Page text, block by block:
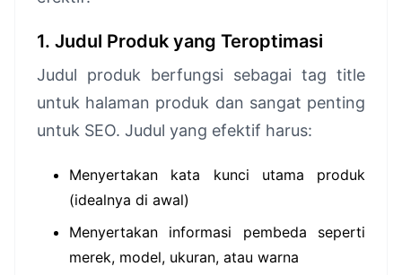
1. Judul Produk yang Teroptimasi
Judul produk berfungsi sebagai tag title
untuk halaman produk dan sangat penting
untuk SEO. Judul yang efektif harus:
Menyertakan kata kunci utama produk
(idealnya di awal)
Menyertakan informasi pembeda seperti
merek, model, ukuran, atau warna